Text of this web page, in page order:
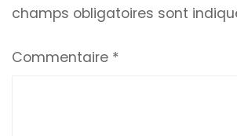
champs obligatoires sont
Commentaire *